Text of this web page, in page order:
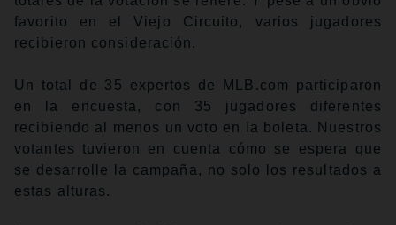
favorito en el Viejo Circuito, varios jugadores
recibieron consideración.
Un total de 35 expertos de MLB.com participaron
en la encuesta, con 35 jugadores diferentes
recibiendo al menos un voto en la boleta. Nuestros
votantes tuvieron en cuenta cómo se espera que
se desarrolle la campaña, no solo los resultados a
estas alturas.